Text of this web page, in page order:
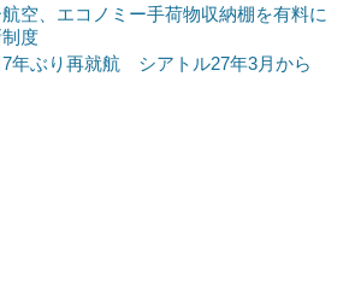
空、エコノミー手荷物収納棚を有料に
度
年ぶり再就航 シアトル27年3月から